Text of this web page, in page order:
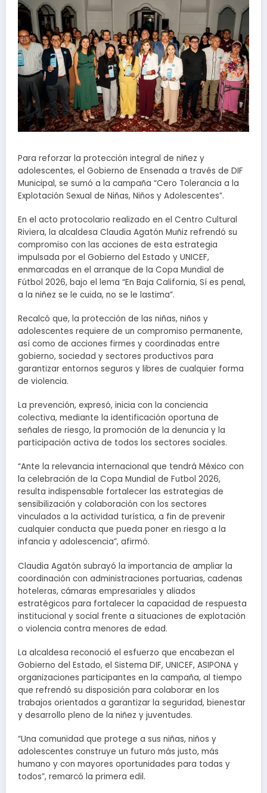
Para reforzar la protección integral de niñez y
adolescentes, el Gobierno de Ensenada a través de DIF
Municipal, se sumó a la campaña “Cero Tolerancia a la
Explotación Sexual de Niñas, Niños y Adolescentes”.
En el acto protocolario realizado en el Centro Cultural
Riviera, la alcaldesa Claudia Agatón Muñiz refrendó su
compromiso con las acciones de esta estrategia
impulsada por el Gobierno del Estado y UNICEF,
enmarcadas en el arranque de la Copa Mundial de
Fútbol 2026, bajo el lema “En Baja California, Sí es penal,
a la niñez se le cuida, no se le lastima”.
Recalcó que, la protección de las niñas, niños y
adolescentes requiere de un compromiso permanente,
así como de acciones firmes y coordinadas entre
gobierno, sociedad y sectores productivos para
garantizar entornos seguros y libres de cualquier forma
de violencia.
La prevención, expresó, inicia con la conciencia
colectiva, mediante la identificación oportuna de
señales de riesgo, la promoción de la denuncia y la
participación activa de todos los sectores sociales.
“Ante la relevancia internacional que tendrá México con
la celebración de la Copa Mundial de Futbol 2026,
resulta indispensable fortalecer las estrategias de
sensibilización y colaboración con los sectores
vinculados a la actividad turística, a fin de prevenir
cualquier conducta que pueda poner en riesgo a la
infancia y adolescencia”, afirmó.
Claudia Agatón subrayó la importancia de ampliar la
coordinación con administraciones portuarias, cadenas
hoteleras, cámaras empresariales y aliados
estratégicos para fortalecer la capacidad de respuesta
institucional y social frente a situaciones de explotación
o violencia contra menores de edad.
La alcaldesa reconoció el esfuerzo que encabezan el
Gobierno del Estado, el Sistema DIF, UNICEF, ASIPONA y
organizaciones participantes en la campaña, al tiempo
que refrendó su disposición para colaborar en los
trabajos orientados a garantizar la seguridad, bienestar
y desarrollo pleno de la niñez y juventudes.
“Una comunidad que protege a sus niñas, niños y
adolescentes construye un futuro más justo, más
humano y con mayores oportunidades para todas y
todos”, remarcó la primera edil.